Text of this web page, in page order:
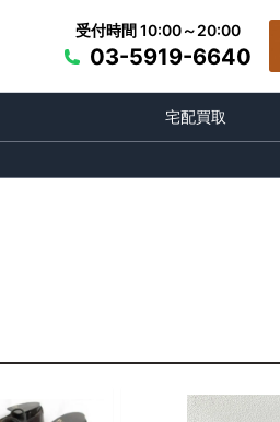
受付時間 10:00～20:00
03-5919-6640
宅配買取